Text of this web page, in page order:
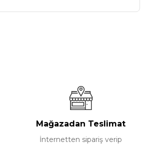
Mağazadan Teslimat
İnternetten sipariş verip